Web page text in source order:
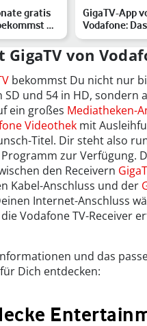
gratis
Du
Euro
GigaTV-App
Vodafone:
Programm
unterwegs
GigaTV von
bekommst Du nicht nur
SD und 54 in HD, sondern
ein großes Mediatheken-
Videothek mit
Titel. Dir steht also
zur Verfügung.
den Receivern
Kabel-Anschluss und der
Internet-Anschluss
Vodafone TV-Receiver
und das
Dich entdecken: